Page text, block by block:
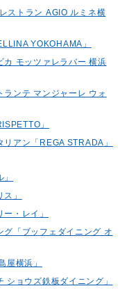
ストラン AGIO ルミネ横
YOKOHAMA」
カ モッツァレラバー 横浜
ンテ マンジャーレ ウォ
」
アン「REGA STRADA」
」
・レイ」
「ブッフェダイニング オ
屋横浜」
ショウズ鉄板ダイニング」